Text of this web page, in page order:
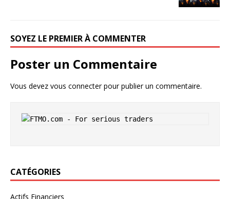
SOYEZ LE PREMIER À COMMENTER
Poster un Commentaire
Vous devez vous connecterpour publier un commentaire.
CATÉGORIES
Actifs Financiers